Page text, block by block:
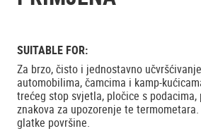
SUITABLE FOR:
Za brzo, čisto i jednostavno
automobilima, čamcima i kamp-
trećeg stop svjetla, pločice s
znakova za upozorenje te
glatke površine.